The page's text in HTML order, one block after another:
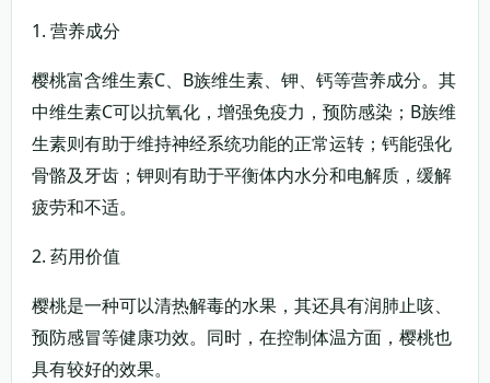
1. 营养成分
樱桃富含维生素C、B族维生素、钾、钙等营养成分。其
中维生素C可以抗氧化，增强免疫力，预防感染；B族维
生素则有助于维持神经系统功能的正常运转；钙能强化
骨骼及牙齿；钾则有助于平衡体内水分和电解质，缓解
疲劳和不适。
2. 药用价值
樱桃是一种可以清热解毒的水果，其还具有润肺止咳、
预防感冒等健康功效。同时，在控制体温方面，樱桃也
具有较好的效果。